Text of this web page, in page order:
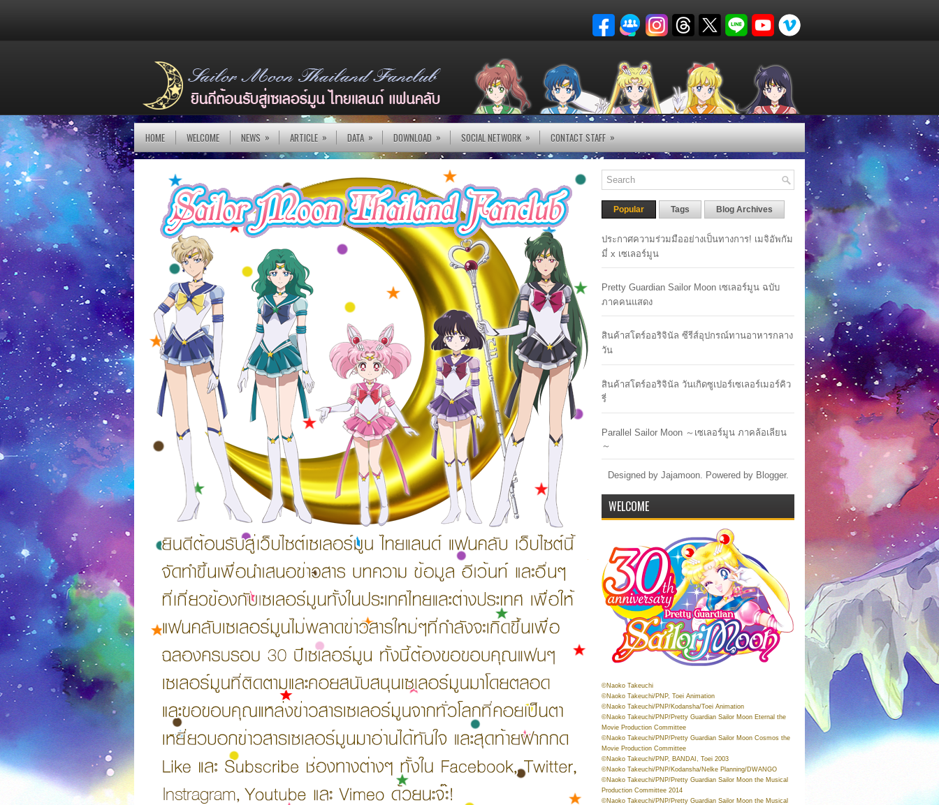
HOME WELCOME NEWS » ARTICLE » DATA » DOWNLOAD » SOCIAL NETWORK » CONTACT STAFF »
Popular Tags Blog Archives
ประกาศความร่วมมืออย่างเป็นทางการ! เมจิอัพกัม
มี่ x เซเลอร์มูน
Pretty Guardian Sailor Moon เซเลอร์มูน ฉบับ
ภาคคนแสดง
สินค้าสโตร์ออริจินัล ซีรีส์อุปกรณ์ทานอาหารกลาง
วัน
สินค้าสโตร์ออริจินัล วันเกิดซูเปอร์เซเลอร์เมอร์คิว
รี่
Parallel Sailor Moon ～เซเลอร์มูน ภาคล้อเลียน
～
Designed by Jajamoon. Powered by Blogger.
WELCOME
©Naoko Takeuchi
©Naoko Takeuchi/PNP, Toei Animation
©Naoko Takeuchi/PNP/Kodansha/Toei Animation
©Naoko Takeuchi/PNP/Pretty Guardian Sailor Moon Eternal the
Movie Production Committee
©Naoko Takeuchi/PNP/Pretty Guardian Sailor Moon Cosmos the
Movie Production Committee
©Naoko Takeuchi/PNP, BANDAI, Toei 2003
©Naoko Takeuchi/PNP/Kodansha/Nelke Planning/DWANGO
©Naoko Takeuchi/PNP/Pretty Guardian Sailor Moon the Musical
Production Committee 2014
©Naoko Takeuchi/PNP/Pretty Guardian Sailor Moon the Musical